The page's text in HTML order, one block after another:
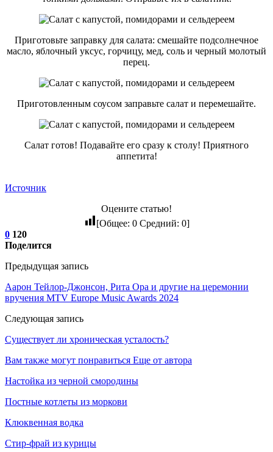
Приготовьте заправку для салата: смешайте подсолнечное
масло, яблочный уксус, горчицу, мед, соль и черный молотый
перец.
Приготовленным соусом заправьте салат и перемешайте.
Салат готов! Подавайте его сразу к столу! Приятного
аппетита!
Источник
Оцените статью!
[Общее: 0Средний: 0]
0 120
Поделится
Предыдущая запись
Аарон Тейлор-Джонсон, Рита Ора и другие на церемонии
вручения MTV Europe Music Awards 2024
Следующая запись
Существует ли хроническая усталость?
Вам также могут понравиться Еще от автора
Настойка из черной смородины
Постные котлеты из моркови
Клюквенная водка
Стир-фрай из курицы